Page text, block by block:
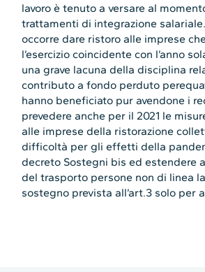
lavoro è tenuto a versare al
trattamenti di integrazione
occorre dare ristoro alle imprese
l’esercizio coincidente con l’anno
una grave lacuna della disciplina
contributo a fondo perduto
hanno beneficiato pur avendone i
prevedere anche per il 2021 le
alle imprese della ristorazione
difficoltà per gli effetti della
decreto Sostegni bis ed estendere
del trasporto persone non di linea
sostegno prevista all’art.3 solo per